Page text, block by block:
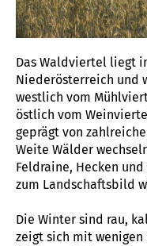
Das Waldviertel liegt
Niederösterreich und
westlich vom
östlich vom
geprägt von
Weite Wälder
Feldraine, Hecken
zum Landschaftsbild
Die Winter sind rau,
zeigt sich mit